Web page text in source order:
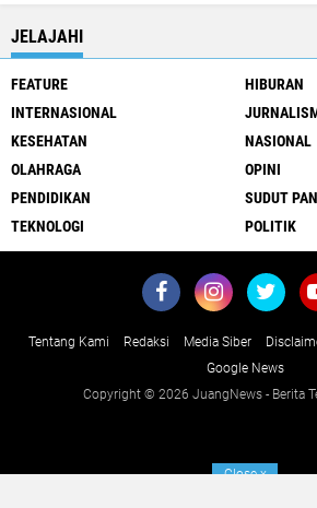
JELAJAHI
FEATURE
HIBURAN
INTERNASIONAL
KESEHATAN
NASIONAL
OLAHRAGA
OPINI
PENDIDIKAN
SUDUT
TEKNOLOGI
POLITIK
Tentang Kami Redaksi Media Siber
Google News
Copyright © 2026 JuangNews - Berita
Closex